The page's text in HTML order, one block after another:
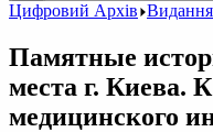
Цифровий Архів
Памятные
места г. Киева.
медицинского